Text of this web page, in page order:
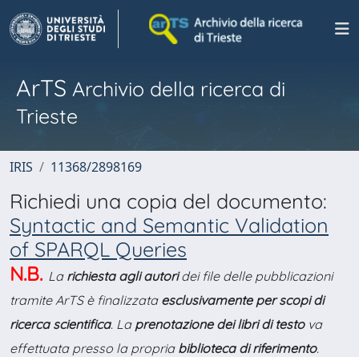
ArTS Archivio della ricerca di
Trieste
IRIS 11368/2898169
Richiedi una copia del documento:
Syntactic and Semantic Validation
of SPARQL Queries
N.B. La richiesta agli autoridei file delle pubblicazioni
tramite ArTS è finalizzata esclusivamente per scopi di
ricerca scientifica. La prenotazione dei libri di testova
effettuata presso la propria biblioteca di riferimento.